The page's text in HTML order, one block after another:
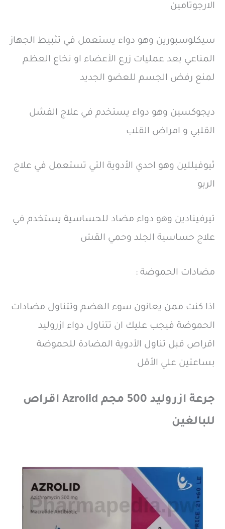
الارجوتامين
سيكلوسبورين وهو دواء يستعمل في تثبيط الجهاز
المناعي بعد عمليات زرع الأعضاء او نخاع العظم
لمنع رفض الجسم للعضو الجديد
ديجوكسين وهو دواء يستخدم في علاج الفشل
القلبي و امراض القلب
ثيوفيللين وهو احدي الأدوية التي تستعمل في علاج
الربو
تيرفينادين وهو دواء مضاد للحساسية يستخدم في
علاج حساسية الجلد وحمي القش
مضادات الحموضة :
اذا كنت ممن يعانون سوء الهضم وتتناول مضادات
الحموضة فيجب عليك ان تتناول دواء ازروليد
اقراص قبل تناول الأدوية المضادة للحموضة
بساعتين علي الأقل
جرعة ازروليد 500 مجم Azrolid اقراص
للبالغين